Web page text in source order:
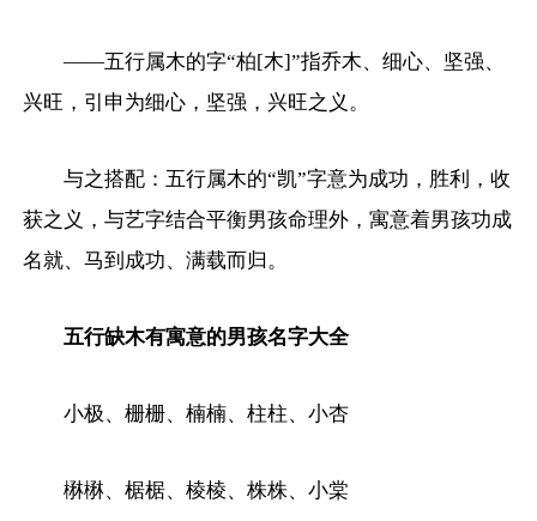
——五行属木的字“柏[木]”指乔木、细心、坚强、
兴旺，引申为细心，坚强，兴旺之义。
与之搭配：五行属木的“凯”字意为成功，胜利，收
获之义，与艺字结合平衡男孩命理外，寓意着男孩功成
名就、马到成功、满载而归。
五行缺木有寓意的男孩名字大全
小极、栅栅、楠楠、柱柱、小杏
楙楙、椐椐、棱棱、株株、小棠